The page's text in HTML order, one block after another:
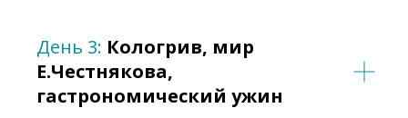
День 3: Кологрив, мир
Е.Честнякова,
гастрономический ужин